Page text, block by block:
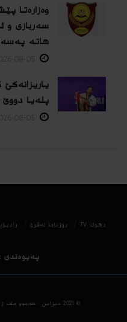
وەزارەتا
سەربازی و
هاتە
پلەیا
دھوك TV روژناما ئەڤرۆ
پەیوەندی :
© 2021 دیزاین - هه‌موو ماف ژ